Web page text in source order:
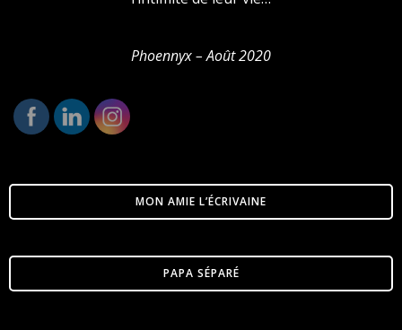
Phoennyx– Août 2020
MON AMIE L’ÉCRIVAINE
PAPA SÉPARÉ